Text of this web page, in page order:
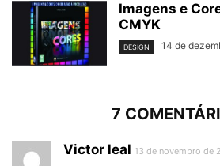
Imagens e
CMYK
DESIGN 14 de
7
Victor leal 13 de novembro de